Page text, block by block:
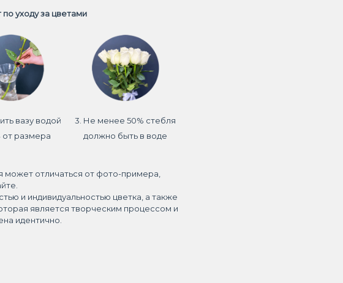
по уходу за цветами
вазу водой
от размера
3. Не менее 50% стебля
должно быть в воде
может отличаться от фото-примера,
и индивидуальностью цветка, а также
является творческим процессом и
идентично.